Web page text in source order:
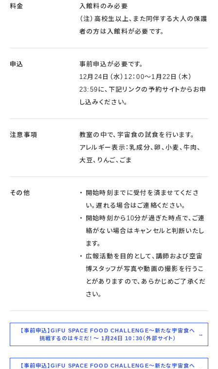
料金
入館料のみ必要
（注）高校生以上、また同伴する大人の保護
者の方は入館料が必要です。
申込
事前申込が必要です。
12月24日（水）12：00～1月22日（木）
23:59に、下記リンクの予約サイトからお申
し込みください。
注意事項
教室の中で、宇宙食の試食を行います。
アレルギー表示：乳成分、卵、小麦、牛肉、
大豆、りんご、ごま
その他
開始時刻までに受付を済ませてくださ
い。遅れる場合はご連絡ください。
開始時刻から10分が過ぎた時点で、ご連
絡がない場合はキャンセルと判断いたし
ます。
広報活動を目的として、講師および空宙
博スタッフが写真や動画の撮影を行うこ
とがありますので、あらかじめご了承くだ
さい。
【事前申込】GiFU SPACE FOOD CHALLENGE～新たな宇宙食へ
挑戦するのはキミだ！～ 1月24日 10：30（外部サイト）
【事前申込】GiFU SPACE FOOD CHALLENGE～新たな宇宙食へ